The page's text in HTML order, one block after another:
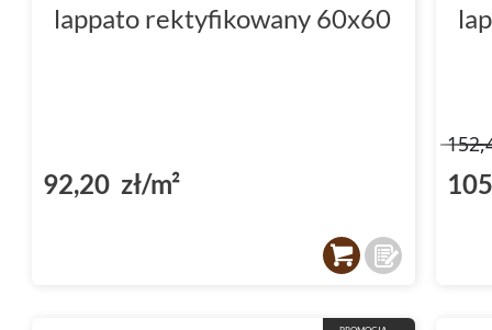
lappato rektyfikowany 60x60
92,20 zł/m²